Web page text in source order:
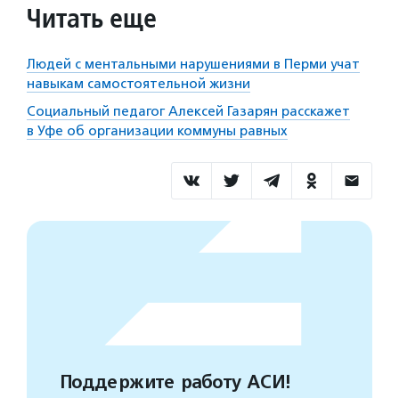
Читать еще
Людей с ментальными нарушениями в Перми учат
навыкам самостоятельной жизни
Социальный педагог Алексей Газарян расскажет
в Уфе об организации коммуны равных
Поддержите работу АСИ!